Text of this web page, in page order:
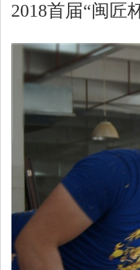
2018首届“闽匠